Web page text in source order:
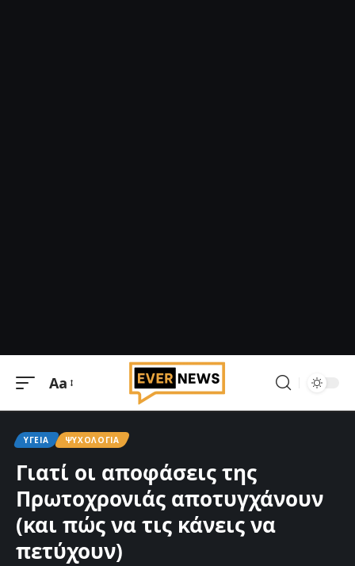
Μεγέθυνση
Aa
ΥΓΕΊΑ ΨΥΧΟΛΟΓΊΑ
Γιατί οι αποφάσεις της
Πρωτοχρονιάς αποτυγχάνουν
(και πώς να τις κάνεις να
πετύχουν)